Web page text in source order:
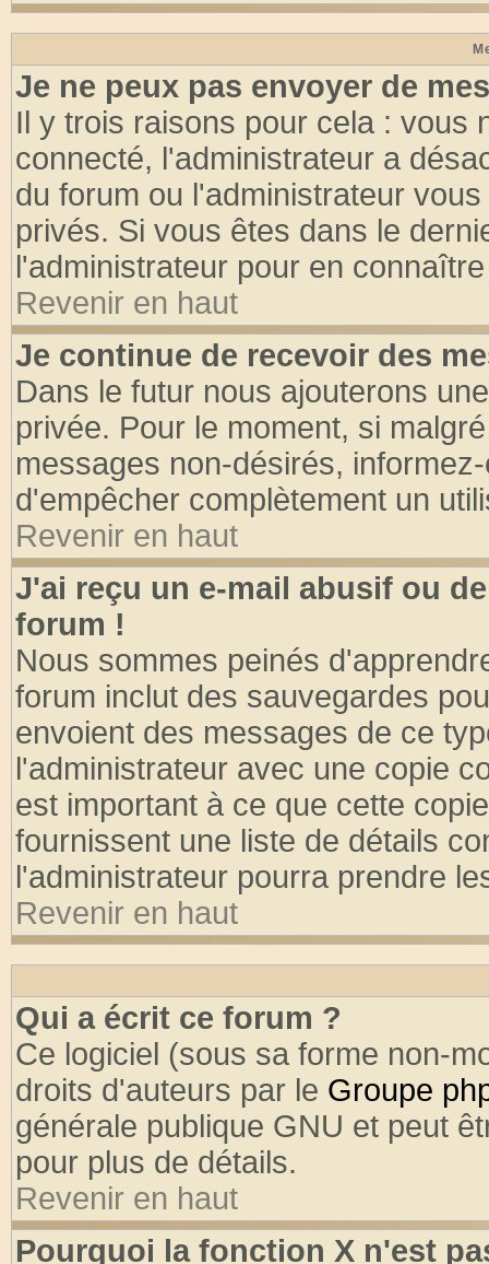
Je ne peux pas envoyer de
Il y trois raisons pour cela : vous
connecté, l'administrateur a
du forum ou l'administrateur
privés. Si vous êtes dans le
l'administrateur pour en
Revenir en haut
Je continue de recevoir des
Dans le futur nous ajouterons
privée. Pour le moment, si
messages non-désirés,
d'empêcher complètement un
Revenir en haut
J'ai reçu un e-mail abusif ou
forum !
Nous sommes peinés
forum inclut des sauvegardes
envoient des messages de ce
l'administrateur avec une copie
est important à ce que cette
fournissent une liste de détails
l'administrateur pourra prendre
Revenir en haut
Qui a écrit ce forum ?
Ce logiciel (sous sa forme non-
droits d'auteurs par le Groupe
générale publique GNU et peut
pour plus de détails.
Revenir en haut
Pourquoi la fonction X n'est